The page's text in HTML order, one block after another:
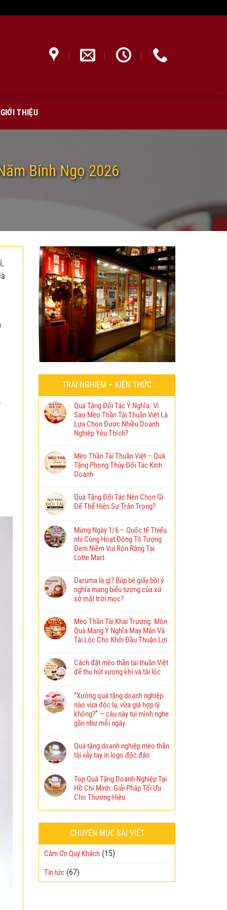
GIỚI THIỆU
Bính Ngọ 2026
TRẢI NGHIỆM – KIẾN THỨC
Quà Tặng Đối Tác Ý Nghĩa: Vì
Sao Mèo Thần Tài Thuần Việt Là
Lựa Chọn Được Nhiều Doanh
Nghiệp Yêu Thích?
Mèo Thần Tài Thuần Việt – Quà
Tặng Phong Thủy Đối Tác Kinh
Doanh
Quà Tặng Đối Tác Nên Chọn Gì
Để Thể Hiện Sự Trân Trọng?
Mừng Ngày 1/6 – Quốc tế Thiếu
nhi Cùng Hoạt Động Tô Tượng
Đem Niềm Vui Rộn Ràng Tại
Lotte Mart
Daruma là gì? Búp bê giấy bồi ý
nghĩa mang biểu tượng của xứ
sở mặt trời mọc?
Mèo Thần Tài Khai Trương: Món
Quà Mang Ý Nghĩa May Mắn Và
Tài Lộc Cho Khởi Đầu Thuận Lợi
Cách đặt mèo thần tài thuần Việt
để thu hút vượng khí và tài lộc
“Xưởng quà tặng doanh nghiệp
nào vừa độc lạ, vừa giá hợp lý
không?” — câu này tụi mình nghe
gần như mỗi ngày
Quà tặng doanh nghiệp mèo thần
tài vẫy tay in logo độc đáo
Top Quà Tặng Doanh Nghiệp Tại
Hồ Chí Minh: Giải Pháp Tối Ưu
Cho Thương Hiệu
CHUYÊN MỤC BÀI VIẾT
Cảm Ơn Quý Khách (15)
Tin tức (67)